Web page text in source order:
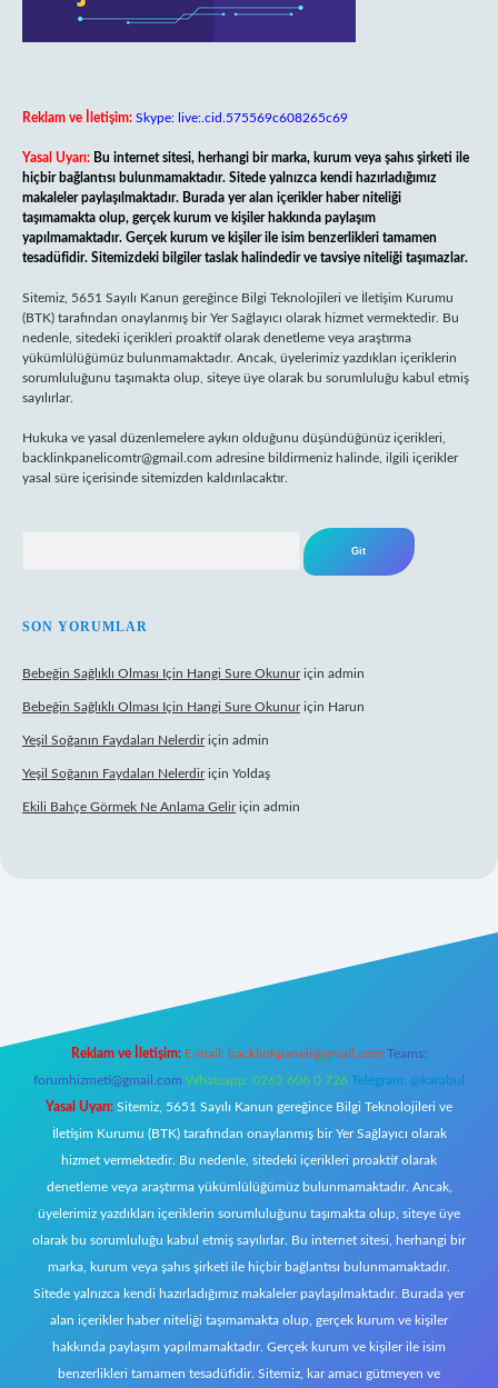
Reklam ve İletişim: Skype: live:.cid.575569c608265c69
Yasal Uyarı: Bu internet sitesi, herhangi bir marka, kurum veya şahıs şirketi ile
hiçbir bağlantısı bulunmamaktadır. Sitede yalnızca kendi hazırladığımız
makaleler paylaşılmaktadır. Burada yer alan içerikler haber niteliği
taşımamakta olup, gerçek kurum ve kişiler hakkında paylaşım
yapılmamaktadır. Gerçek kurum ve kişiler ile isim benzerlikleri tamamen
tesadüfidir. Sitemizdeki bilgiler taslak halindedir ve tavsiye niteliği taşımazlar.
Sitemiz, 5651 Sayılı Kanun gereğince Bilgi Teknolojileri ve İletişim Kurumu
(BTK) tarafından onaylanmış bir Yer Sağlayıcı olarak hizmet vermektedir. Bu
nedenle, sitedeki içerikleri proaktif olarak denetleme veya araştırma
yükümlülüğümüz bulunmamaktadır. Ancak, üyelerimiz yazdıkları içeriklerin
sorumluluğunu taşımakta olup, siteye üye olarak bu sorumluluğu kabul etmiş
sayılırlar.
Hukuka ve yasal düzenlemelere aykırı olduğunu düşündüğünüz içerikleri,
backlinkpanelicomtr@gmail.com adresine bildirmeniz halinde, ilgili içerikler
yasal süre içerisinde sitemizden kaldırılacaktır.
SON YORUMLAR
Bebeğin Sağlıklı Olması Için Hangi Sure Okunuriçin admin
Bebeğin Sağlıklı Olması Için Hangi Sure Okunuriçin Harun
Yeşil Soğanın Faydaları Nelerdiriçin admin
Yeşil Soğanın Faydaları Nelerdiriçin Yoldaş
Ekili Bahçe Görmek Ne Anlama Geliriçin admin
Reklam ve İletişim: E-mail: backlinkpaneli@gmail.com Teams:
forumhizmeti@gmail.com Whatsapp: 0262 606 0 726 Telegram: @karabul
Yasal Uyarı: Sitemiz, 5651 Sayılı Kanun gereğince Bilgi Teknolojileri ve
İletişim Kurumu (BTK) tarafından onaylanmış bir Yer Sağlayıcı olarak
hizmet vermektedir. Bu nedenle, sitedeki içerikleri proaktif olarak
denetleme veya araştırma yükümlülüğümüz bulunmamaktadır. Ancak,
üyelerimiz yazdıkları içeriklerin sorumluluğunu taşımakta olup, siteye üye
olarak bu sorumluluğu kabul etmiş sayılırlar. Bu internet sitesi, herhangi bir
marka, kurum veya şahıs şirketi ile hiçbir bağlantısı bulunmamaktadır.
Sitede yalnızca kendi hazırladığımız makaleler paylaşılmaktadır. Burada yer
alan içerikler haber niteliği taşımamakta olup, gerçek kurum ve kişiler
hakkında paylaşım yapılmamaktadır. Gerçek kurum ve kişiler ile isim
benzerlikleri tamamen tesadüfidir. Sitemiz, kar amacı gütmeyen ve